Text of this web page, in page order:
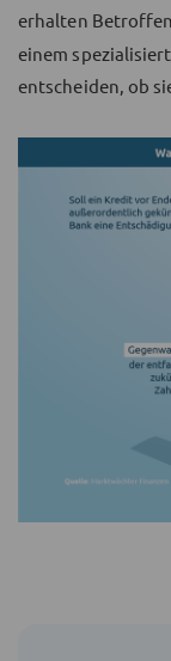
erhalten
einem
entscheiden, ob